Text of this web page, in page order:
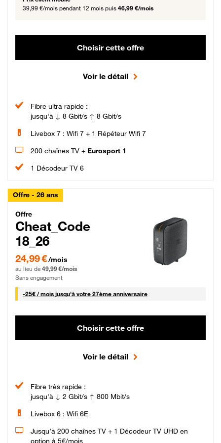
39,99 €/mois pendant 12 mois puis 46,99 €/mois
Choisir cette offre
Voir le détail
Fibre ultra rapide :
jusqu'à ↓ 8 Gbit/s ↑ 8 Gbit/s
Livebox 7 : Wifi 7 + 1 Répéteur Wifi 7
200 chaînes TV + Eurosport 1
1 Décodeur TV 6
Offre - 26 ans
Cheat_Code Fibre_18_26
Offre
Cheat_Code
18_26
24,99 € par mois pendant 0 mois puis 49,99 € par mois, Sans engagement
24,99 €/mois
au lieu de 49,99 €/mois
Sans engagement
-25€ / mois25 € par mois
jusqu'à votre 27ème anniversaire
Choisir cette offre
Voir le détail
Fibre très rapide :
jusqu'à ↓ 2 Gbit/s ↑ 800 Mbit/s
Livebox 6 : Wifi 6E
Jusqu’à 200 chaînes TV + 1 Décodeur TV UHD en
option à 5€/mois